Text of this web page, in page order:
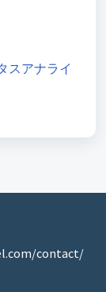
スアナライ
contact/